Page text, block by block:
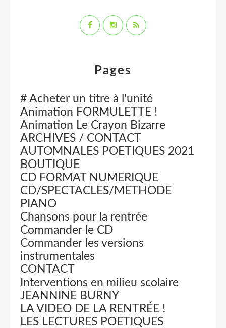
Pages
# Acheter un titre à l'unité
Animation FORMULETTE !
Animation Le Crayon Bizarre
ARCHIVES / CONTACT
AUTOMNALES POETIQUES 2021
BOUTIQUE
CD FORMAT NUMERIQUE
CD/SPECTACLES/METHODE
PIANO
Chansons pour la rentrée
Commander le CD
Commander les versions
instrumentales
CONTACT
Interventions en milieu scolaire
JEANNINE BURNY
LA VIDEO DE LA RENTRÉE !
LES LECTURES POETIQUES